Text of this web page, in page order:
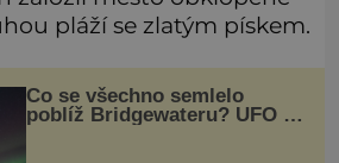
pláží se zlatým pískem.
Co se všechno semlelo
poblíž Bridgewateru? UFO na